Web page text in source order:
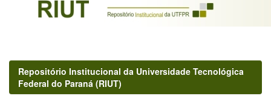
Repositório Institucional da Universidade Tecnológica
Federal do Paraná (RIUT)